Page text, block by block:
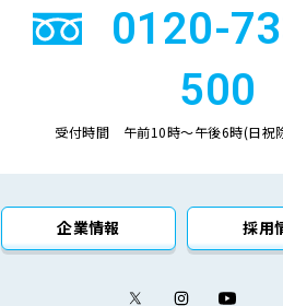
0120-
500
受付時間 午前10時〜午後6時(日祝
企業情報 採用